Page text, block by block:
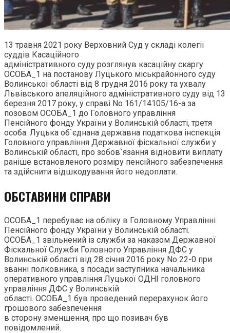
13 травня 2021 року Верховний Суд у складі колегії
суддів Касаційного
адміністративного суду розглянув касаційну скаргу
ОСОБА_1 на постанову Луцького міськрайонного суду
Волинської області від 8 грудня 2016 року та ухвалу
Львівського апеляційного адміністративного суду від 13
березня 2017 року, у справі No 161/14105/16-а за
позовом ОСОБА_1 до Головного управління
Пенсійного фонду України у Волинській області, третя
особа: Луцька об`єднана державна податкова інспекція
Головного управління Державної фіскальної служби у
Волинській області, про зобов`язання відновити виплату
раніше встановленого розміру пенсійного забезпечення
та здійснити відшкодування його недоплати.
ОБСТАВИНИ СПРАВИ
ОСОБА_1 перебуває на обліку в Головному Управлінні
Пенсійного фонду України у Волинській області.
ОСОБА_1 звільнений із служби за наказом Державної
Фіскальної Служби Головного Управління ДФС у
Волинській області від 28 січня 2016 року No 22-0 при
званні полковника, з посади заступника начальника
оперативного управління Луцької ОДНІ головного
управління ДФС у Волинській
області. ОСОБА_1 був проведений перерахунок його
грошового забезпечення
в сторону зменшення, про що позивач був
повідомлений.